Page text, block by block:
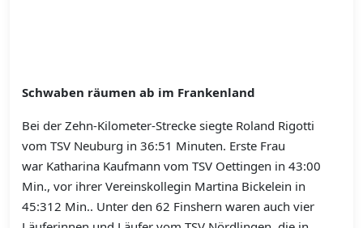
Schwaben räumen ab im Frankenland
Bei der Zehn-Kilometer-Strecke siegte Roland Rigotti
vom TSV Neuburg in 36:51 Minuten. Erste Frau
war Katharina Kaufmann vom TSV Oettingen in 43:00
Min., vor ihrer Vereinskollegin Martina Bickelein in
45:312 Min.. Unter den 62 Finshern waren auch vier